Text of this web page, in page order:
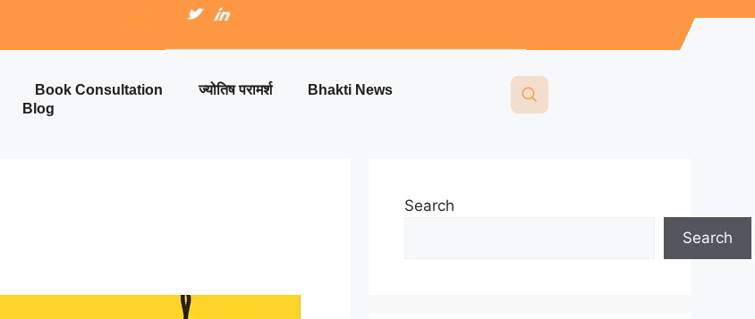
Book Consultation ज्योतिष परामर्श
Bhakti News
Blog
Search
Search